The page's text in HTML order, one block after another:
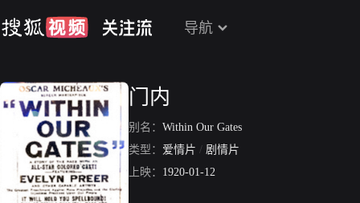
导航
门内
别名： Within Our Gates
类型： 爱情片 / 剧情片
上映： 1920-01-12